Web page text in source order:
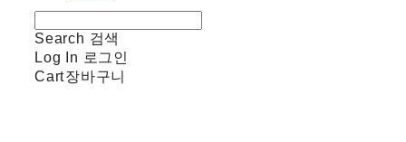
Search 검색
Log In 로그인
Cart장바구니